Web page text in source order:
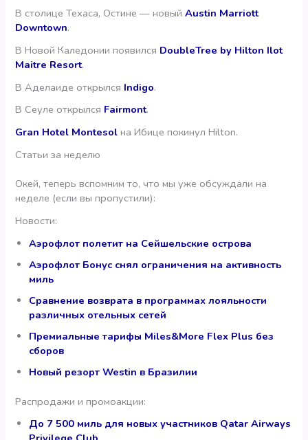
В столице Техаса, Остине — новыйAustin Marriott
Downtown.
В Новой Каледонии появился DoubleTree by Hilton Ilot
Maitre Resort.
В Аделаиде открылся Indigo.
В Сеуле открылся Fairmont.
Gran Hotel Montesol на Ибице покинул Hilton.
Статьи за неделю
Окей, теперь вспомним то, что мы уже обсуждали на
неделе (если вы пропустили):
Новости:
Аэрофлот полетит на Сейшельские острова
Аэрофлот Бонус снял ограничения на активность
миль
Сравнение возврата в программах лояльности
различных отельных сетей
Премиальные тарифы Miles&More Flex Plus без
сборов
Новый резорт Westin в Бразилии
Распродажи и промоакции:
До 7 500 миль для новых участников Qatar Airways